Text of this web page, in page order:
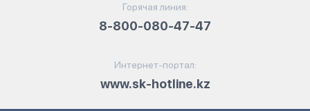
Горячая линия:
8-800-080-47-47
Интернет-портал:
www.sk-hotline.kz